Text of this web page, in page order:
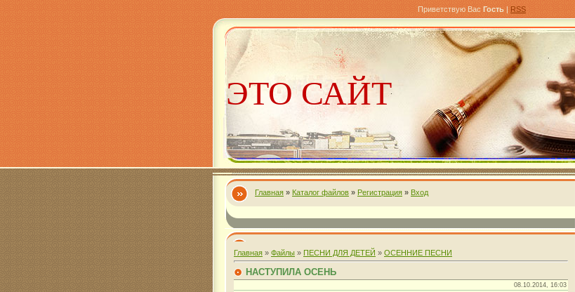
Приветствую Вас Гость | RSS
ЭТО САЙТ
Александра
Главная » Каталог файлов » Регистрация » Вход
Главная » Файлы » ПЕСНИ ДЛЯ ДЕТЕЙ » ОСЕННИЕ ПЕСНИ
НАСТУПИЛА ОСЕНЬ
08.10.2014, 16:03